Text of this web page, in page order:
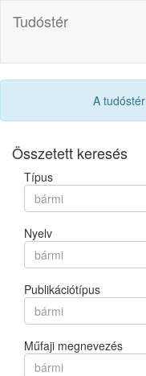
Tudóstér
A tudóstér
Összetett keresés
Típus
bármi
Nyelv
bármi
Publikációtípus
bármi
Műfaji megnevezés
bármi